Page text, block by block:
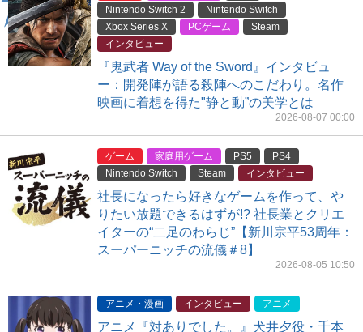
Nintendo Switch 2
Nintendo Switch
Xbox Series X
PCゲーム
Steam
インタビュー
『鬼武者 Way of the Sword』インタビュ
ー：開発陣が語る殺陣へのこだわり。名作
映画に着想を得た"静と動”の美学とは
2026-08-07 00:00
ゲーム 家庭用ゲーム PS5
PS4
Nintendo Switch
Steam インタビュー
社長になったら好きなゲームを作って、や
りたい放題できるはずが!? 社長業とクリエ
イターの“二足のわらじ”【新川宗平53周年：
スーパーニッチの流儀＃8】
2026-08-05 10:50
アニメ・漫画 インタビュー アニメ
アニメ『対ありでした。』犬井夕役・千本